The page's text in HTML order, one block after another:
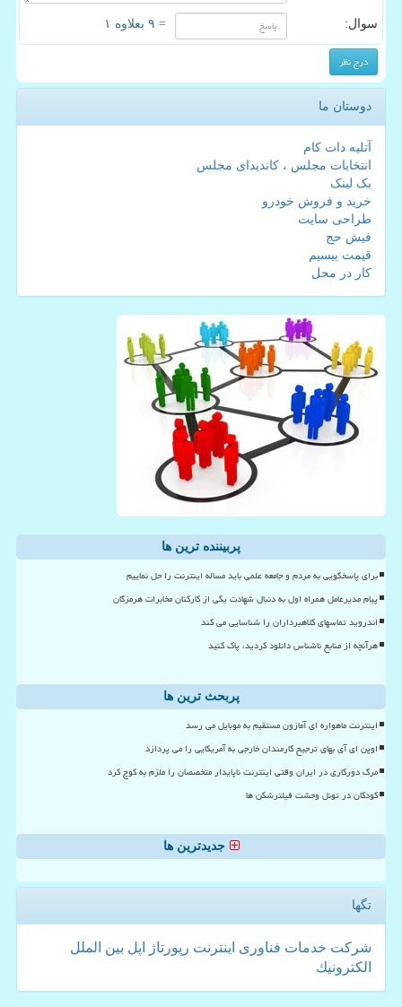
سوال: = ۹ بعلاوه ۱
دوستان ما
آتلیه دات کام
انتخابات مجلس ، کاندیدای مجلس
بک لینک
خرید و فروش خودرو
طراحی سایت
فیش حج
قیمت بیسیم
کار در محل
پربیننده ترین ها
برای پاسخگویی به مردم و جامعه علمی باید مساله اینترنت را حل نماییم
پیام مدیرعامل همراه اول به دنبال شهادت یکی از کارکنان مخابرات هرمزگان
اندروید تماسهای کلاهبرداران را شناسایی می کند
هرآنچه از منابع ناشناس دانلود کردید، پاک کنید
پربحث ترین ها
اینترنت ماهواره ای آمازون مستقیم به موبایل می رسد
اوپن ای آی بهای ترجیح کارمندان خارجی به آمریکایی را می پردازد
مرگ دورکاری در ایران وقتی اینترنت ناپایدار متخصصان را ملزم به کوچ کرد
کودکان در تونل وحشت فیلترشکن ها
جدیدترین ها
تگها
شركت خدمات فناوری اینترنت رپورتاژ اپل بین الملل
الكترونیك